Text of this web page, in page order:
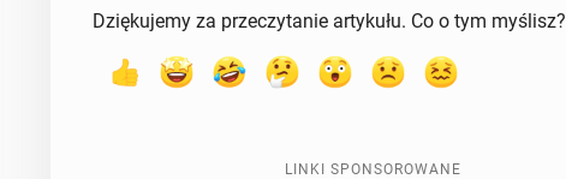
Dziękujemy za przeczytanie artykułu. Co o tym myślisz?
LINKI SPONSOROWANE